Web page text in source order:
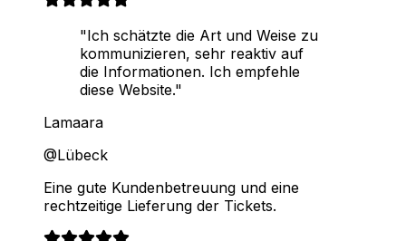
"Ich schätzte die Art und Weise zu
kommunizieren, sehr reaktiv auf
die Informationen. Ich empfehle
diese Website."
Lamaara
@Lübeck
Eine gute Kundenbetreuung und eine
rechtzeitige Lieferung der Tickets.